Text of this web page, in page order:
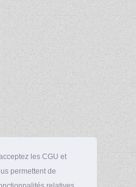
les CGU et
permettent de